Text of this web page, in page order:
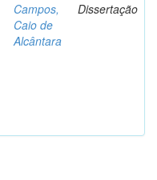
Campos,
Caio de
Alcântara
Dissertação